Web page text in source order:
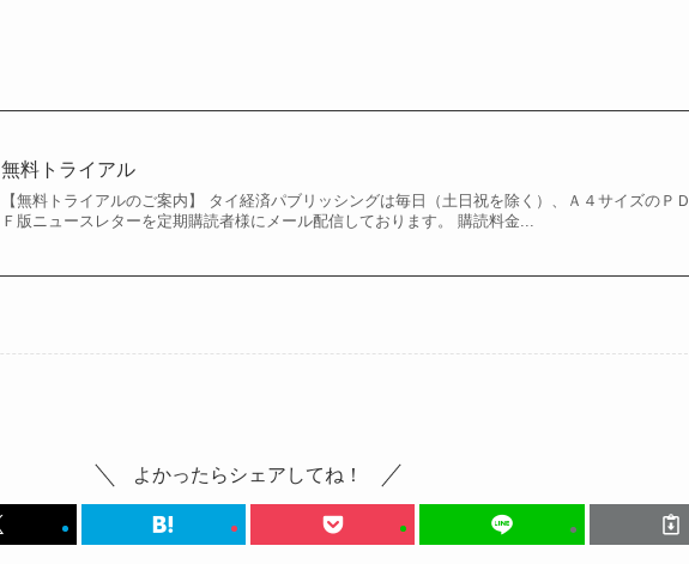
無料トライアル
【無料トライアルのご案内】 タイ経済パブリッシングは毎日（土日祝を除く）、Ａ４サイズのＰＤ
Ｆ版ニュースレターを定期購読者様にメール配信しております。 購読料金...
よかったらシェアしてね！